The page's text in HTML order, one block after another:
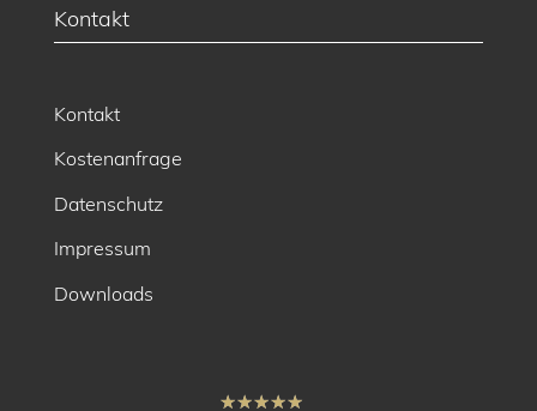
Kontakt
Kontakt
Kostenanfrage
Datenschutz
Impressum
Downloads